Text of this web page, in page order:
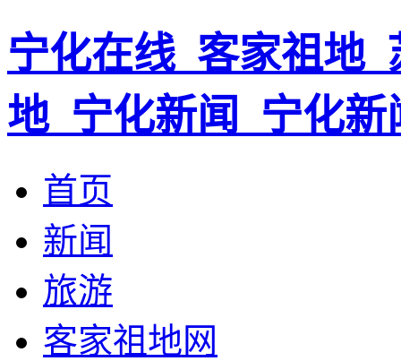
宁化在线_客家祖地
地_宁化新闻_宁化
首页
新闻
旅游
客家祖地网